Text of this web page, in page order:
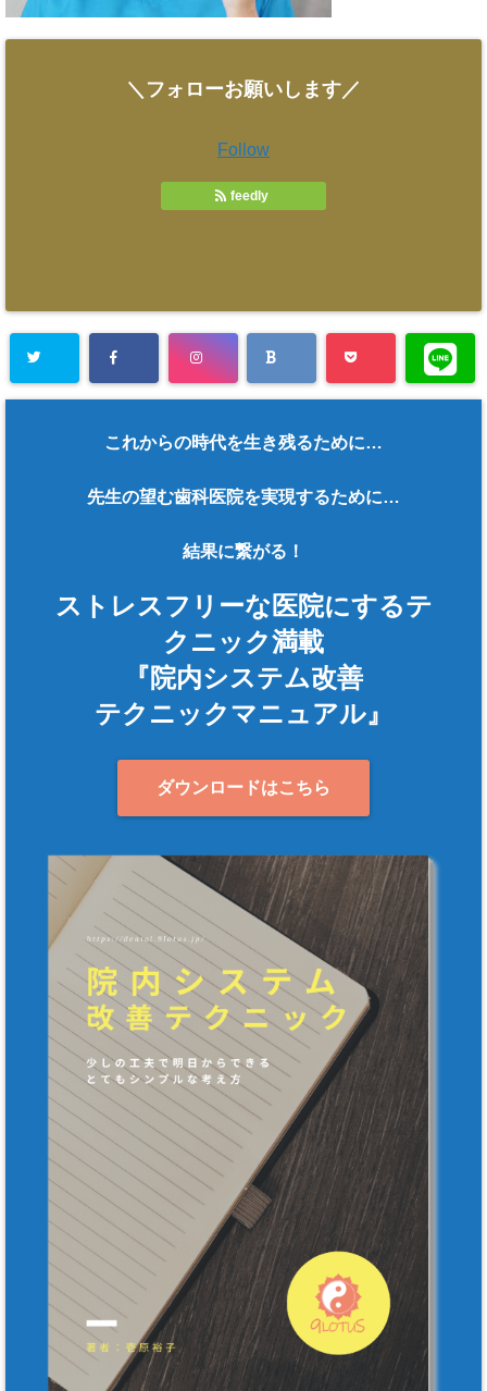
＼フォローお願いします／
Follow
feedly
これからの時代を生き残るために…
先生の望む歯科医院を実現するために…
結果に繋がる！
ストレスフリーな医院にするテ
クニック満載
『院内システム改善
テクニックマニュアル』
ダウンロードはこちら